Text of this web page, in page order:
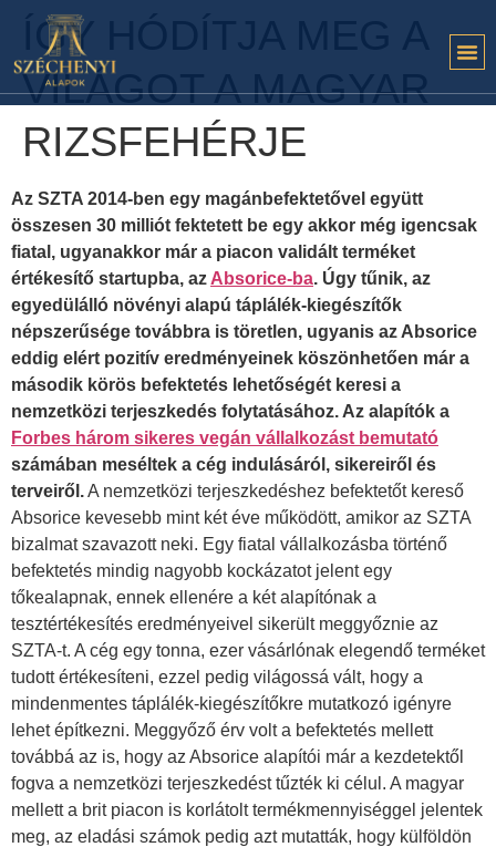
ÍGY HÓDÍTJA MEG A
VILÁGOT A MAGYAR
RIZSFEHÉRJE
Az SZTA 2014-ben egy magánbefektetővel együtt
összesen 30 milliót fektetett be egy akkor még igencsak
fiatal, ugyanakkor már a piacon validált terméket
értékesítő startupba, az Absorice-ba. Úgy tűnik, az
egyedülálló növényi alapú táplálék-kiegészítők
népszerűsége továbbra is töretlen, ugyanis az Absorice
eddig elért pozitív eredményeinek köszönhetően már a
második körös befektetés lehetőségét keresi a
nemzetközi terjeszkedés folytatásához. Az alapítók a
Forbes három sikeres vegán vállalkozást bemutató
számában meséltek a cég indulásáról, sikereiről és
terveiről.A nemzetközi terjeszkedéshez befektetőt kereső
Absorice kevesebb mint két éve működött, amikor az SZTA
bizalmat szavazott neki. Egy fiatal vállalkozásba történő
befektetés mindig nagyobb kockázatot jelent egy
tőkealapnak, ennek ellenére a két alapítónak a
tesztértékesítés eredményeivel sikerült meggyőznie az
SZTA-t. A cég egy tonna, ezer vásárlónak elegendő terméket
tudott értékesíteni, ezzel pedig világossá vált, hogy a
mindenmentes táplálék-kiegészítőkre mutatkozó igényre
lehet építkezni. Meggyőző érv volt a befektetés mellett
továbbá az is, hogy az Absorice alapítói már a kezdetektől
fogva a nemzetközi terjeszkedést tűzték ki célul. A magyar
mellett a brit piacon is korlátolt termékmennyiséggel jelentek
meg, az eladási számok pedig azt mutatták, hogy külföldön